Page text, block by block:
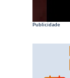
Publicidade